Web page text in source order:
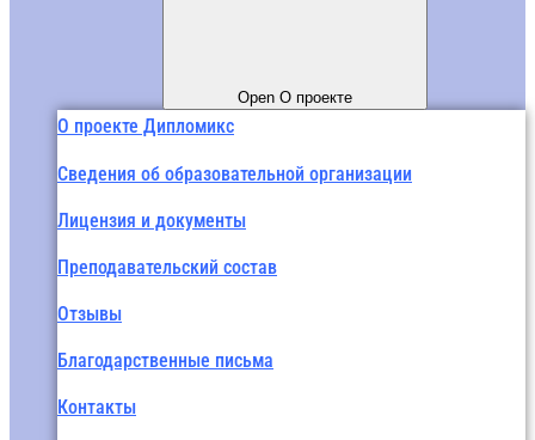
Open О проекте
О проекте Дипломикс
Сведения об образовательной организации
Лицензия и документы
Преподавательский состав
Отзывы
Благодарственные письма
Контакты